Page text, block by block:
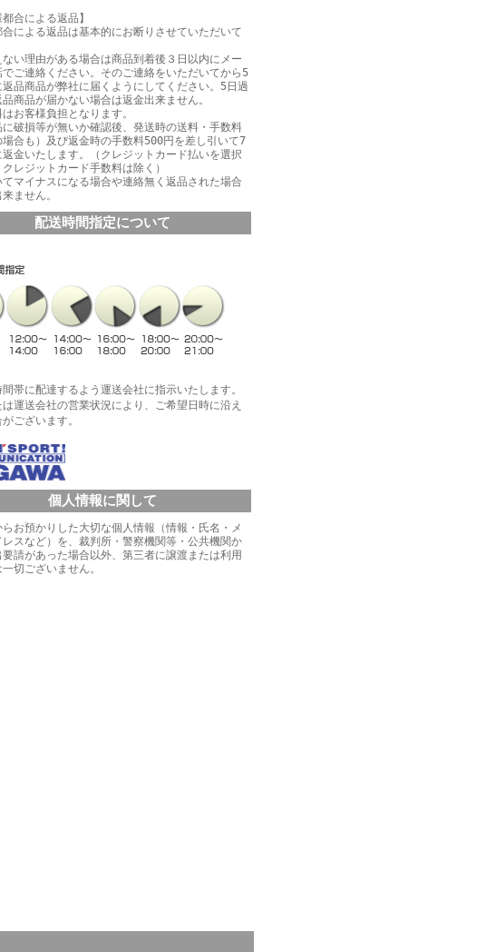
都合による返品】
合による返品は基本的にお断りさせていただいて
い理由がある場合は商品到着後３日以内にメー
でご連絡ください。そのご連絡をいただいてから5
返品商品が弊社に届くようにしてください。5日過
品商品が届かない場合は返金出来ません。
お客様負担となります。
破損等が無いか確認後、発送時の送料・手数料
場合も）及び返金時の手数料500円を差し引いて7
返金いたします。（クレジットカード払いを選択
レジットカード手数料は除く）
てマイナスになる場合や連絡無く返品された場合
ません。
配送時間指定について
帯に配達するよう運送会社に指示いたします。
運送会社の営業状況により、ご希望日時に沿え
ございます。
個人情報に関して
らお預かりした大切な個人情報（情報・氏名・メ
レスなど）を、裁判所・警察機関等・公共機関か
要請があった場合以外、第三者に譲渡または利用
切ございません。